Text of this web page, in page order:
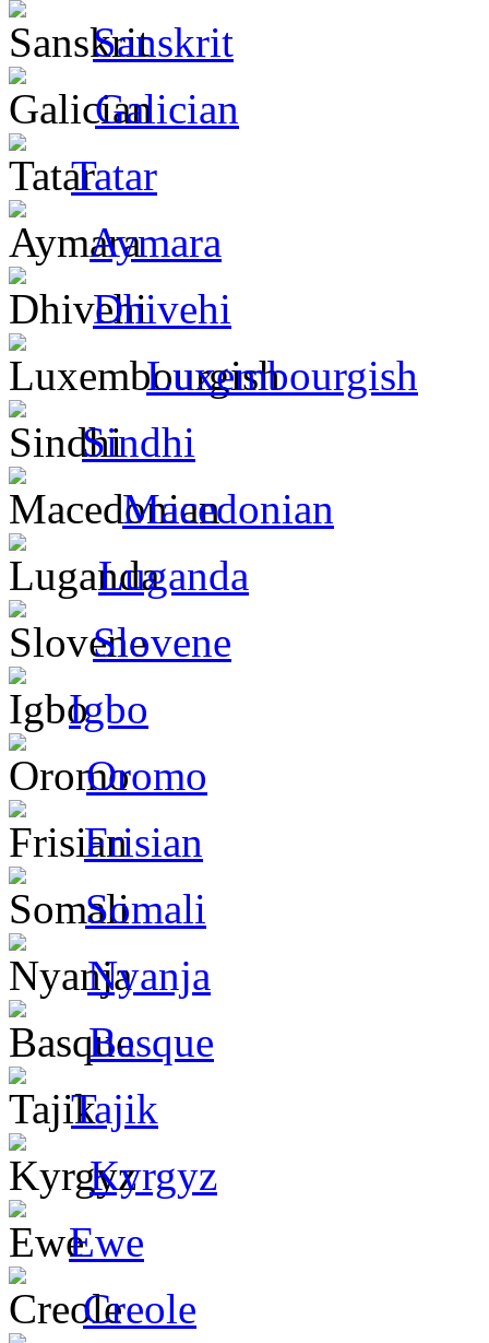
Sanskrit
Galician
Tatar
Aymara
Dhivehi
Luxembourgish
Sindhi
Macedonian
Luganda
Slovene
Igbo
Oromo
Frisian
Somali
Nyanja
Basque
Tajik
Kyrgyz
Ewe
Creole